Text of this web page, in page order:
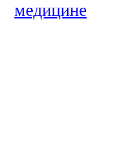
медицине